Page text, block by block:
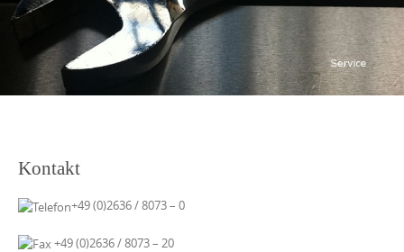
content
Kontakt
+49 (0)2636 / 8073 – 0
+49 (0)2636 / 8073 – 20